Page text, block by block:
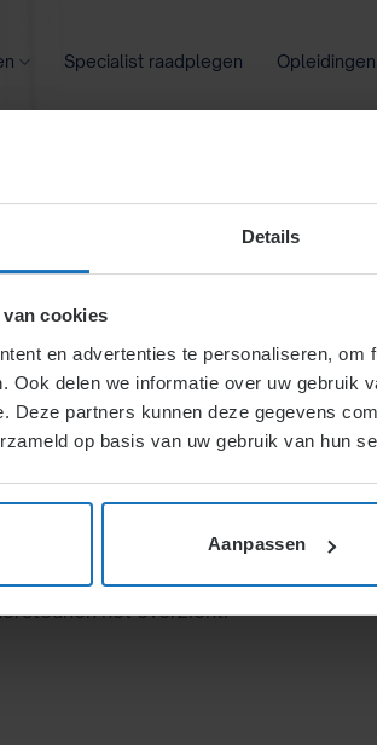
Details
cookies
en advertenties te personaliseren,
Ook delen we informatie over uw gebruik
Deze partners kunnen deze gegevens
op basis van uw gebruik van hun
Aanpassen
Specialist raadplegen
en
ziekteverzuim en
inzicht in
strategische
Grafieken over
het overzicht.